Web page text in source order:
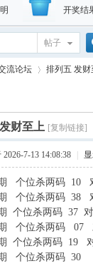
开奖结
帖子
索
流论坛
›
排列五 发财
财至上 [复制链接]
2026-7-13 14:08:38
期 个位杀两码 10
期 个位杀两码 38
个位杀两码 37 对
期 个位杀两码 07
期 个位杀两码 19
期 个位杀两码 30